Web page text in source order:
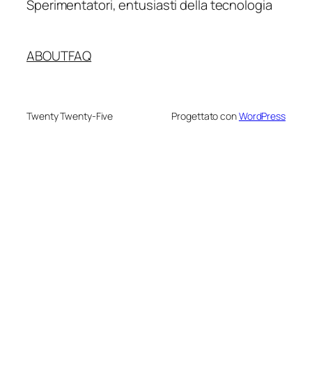
Sperimentatori, entusiasti della tecnologia
ABOUTFAQ
Twenty Twenty-Five Progettato conWordPress